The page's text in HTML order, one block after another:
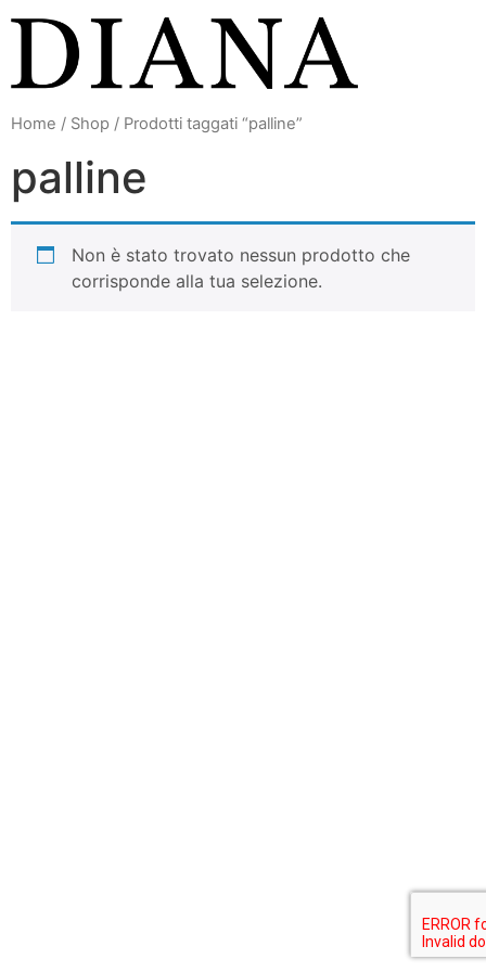
contenuto
Home / Shop / Prodotti taggati “palline”
palline
Non è stato trovato nessun prodotto che
corrisponde alla tua selezione.